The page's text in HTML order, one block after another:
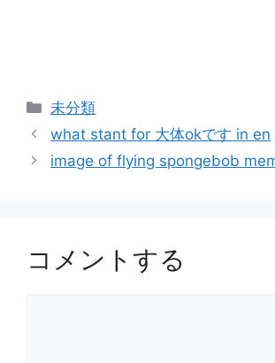
カ
テ
リ
未分類
what stant for 大体okです in en
image of flying spongebob
コメントする